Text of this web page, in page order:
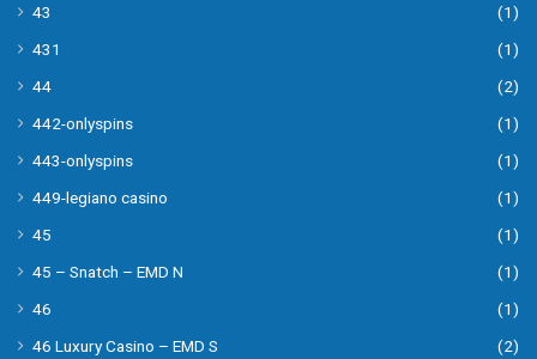
43
(1)
431
(1)
44
(2)
442-onlyspins
(1)
443-onlyspins
(1)
449-legiano casino
(1)
45
(1)
45 – Snatch – EMD N
(1)
46
(1)
46 Luxury Casino – EMD S
(2)